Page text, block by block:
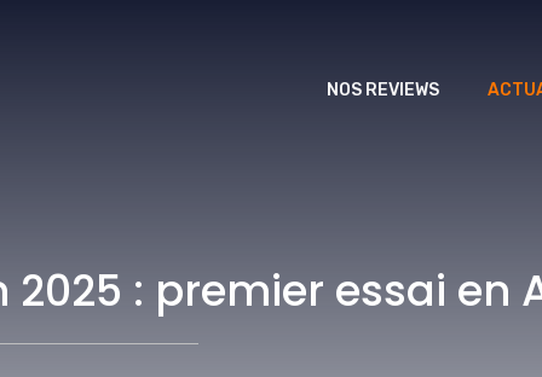
NOS REVIEWS
: premier essai en